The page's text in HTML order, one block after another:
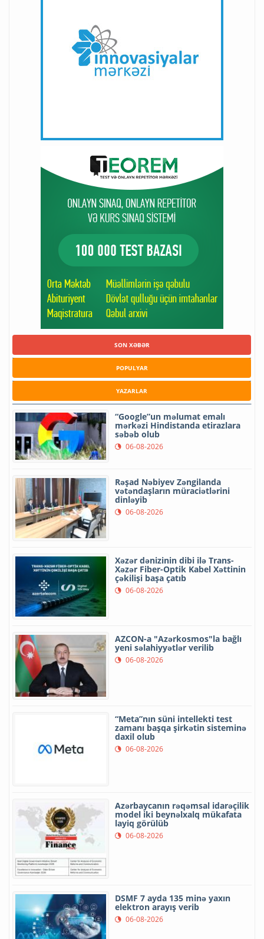
SON XƏBƏR
POPULYAR
YAZARLAR
“Google”un məlumat emalı
mərkəzi Hindistanda etirazlara
səbəb olub
06-08-2026
Rəşad Nəbiyev Zəngilanda
vətəndaşların müraciətlərini
dinləyib
06-08-2026
Xəzər dənizinin dibi ilə Trans-
Xəzər Fiber-Optik Kabel Xəttinin
çəkilişi başa çatıb
06-08-2026
AZCON-a "Azərkosmos"la bağlı
yeni səlahiyyətlər verilib
06-08-2026
“Meta”nın süni intellekti test
zamanı başqa şirkətin sisteminə
daxil olub
06-08-2026
Azərbaycanın rəqəmsal idarəçilik
model iki beynəlxalq mükafata
layiq görülüb
06-08-2026
DSMF 7 ayda 135 minə yaxın
elektron arayış verib
06-08-2026